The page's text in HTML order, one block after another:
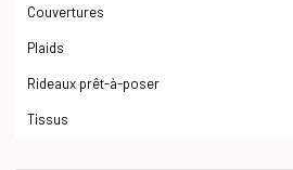
Couvertures
Plaids
Rideaux prêt-à-poser
Tissus